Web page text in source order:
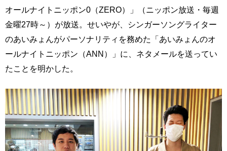
オールナイトニッポン0（ZERO）」（ニッポン放送・毎週
金曜27時～）が放送。せいやが、シンガーソングライター
のあいみょんがパーソナリティを務めた「あいみょんのオ
ールナイトニッポン（ANN）」に、ネタメールを送ってい
たことを明かした。